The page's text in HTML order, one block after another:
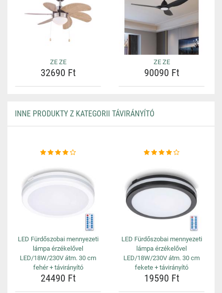
ZE ZE
32690 Ft
ZE ZE
90090 Ft
INNE PRODUKTY Z KATEGORII TÁVIRÁNYÍTÓ
LED Fürdőszobai mennyezeti
lámpa érzékelővel
LED/18W/230V átm. 30 cm
fehér + távirányító
24490 Ft
LED Fürdőszobai mennyezeti
lámpa érzékelővel
LED/18W/230V átm. 30 cm
fekete + távirányító
19590 Ft